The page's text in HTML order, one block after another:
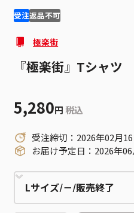
受注返品不可
極楽街
『極楽街』Tシャツ
5,280円 税込
受注締切：2026年02月
お届け予定日：2026年